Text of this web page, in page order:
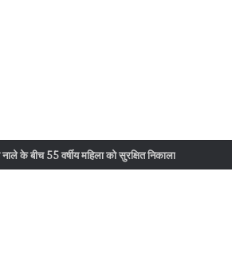
के बीच 55 वर्षीय महिला को सुरक्षित निकाला